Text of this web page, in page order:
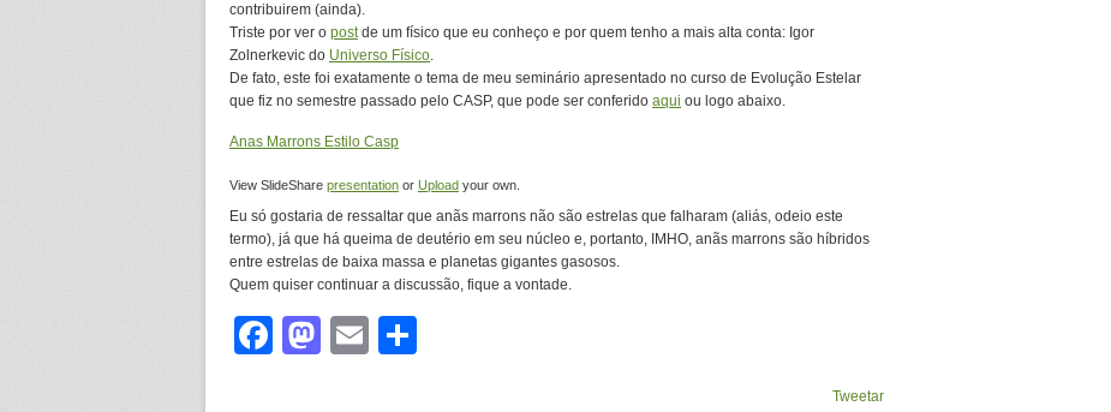
contribuirem (ainda).
Triste por ver o postde um físico que eu conheço e por quem tenho a mais alta conta: Igor
Zolnerkevic do Universo Físico.
De fato, este foi exatamente o tema de meu seminário apresentado no curso de Evolução Estelar
que fiz no semestre passado pelo CASP, que pode ser conferido aqui ou logo abaixo.
Anas Marrons Estilo Casp
View SlideShare presentation or Upload your own.
Eu só gostaria de ressaltar que anãs marrons não são estrelas que falharam (aliás, odeio este
termo), já que há queima de deutério em seu núcleo e, portanto, IMHO, anãs marrons são híbridos
entre estrelas de baixa massa e planetas gigantes gasosos.
Quem quiser continuar a discussão, fique a vontade.
Facebook
Mastodon
Email
Tweetar